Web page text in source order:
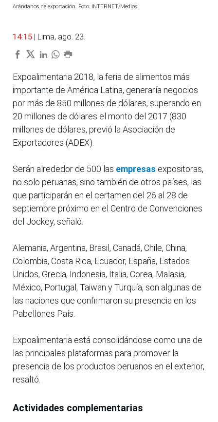
Arándanos de exportación. Foto: INTERNET/Medios
14:15 | Lima, ago. 23.
Expoalimentaria 2018, la feria de alimentos más
importante de América Latina, generaría negocios
por más de 850 millones de dólares, superando en
20 millones de dólares el monto del 2017 (830
millones de dólares, previó la Asociación de
Exportadores (ADEX).
Serán alrededor de 500 las empresas expositoras,
no solo peruanas, sino también de otros países, las
que participarán en el certamen del 26 al 28 de
septiembre próximo en el Centro de Convenciones
del Jockey, señaló.
Alemania, Argentina, Brasil, Canadá, Chile, China,
Colombia, Costa Rica, Ecuador, España, Estados
Unidos, Grecia, Indonesia, Italia, Corea, Malasia,
México, Portugal, Taiwan y Turquía, son algunas de
las naciones que confirmaron su presencia en los
Pabellones País.
Expoalimentaria está consolidándose como una de
las principales plataformas para promover la
presencia de los productos peruanos en el exterior,
resaltó.
Actividades complementarias